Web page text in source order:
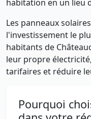
habitation en un lieu
Les panneaux
l'investissement le
habitants de
leur propre
tarifaires et réduire
Pourquoi